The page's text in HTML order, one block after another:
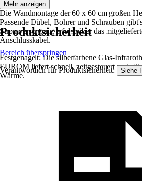
Die Wandmontage der 60 x 60 cm großen
Passende Dübel, Bohrer und Schrauben
Stromversorgung erfolgt über das
Anschlusskabel.
Festgenagelt: Die silberfarbene Glas-
EUROM liefert schnell, zeitgesteuert und
Wärme.
Mehr anzeigen
Produktsicherheit
Bereich überspringen
Verantwortlich für Produktsicherheit: Siehe